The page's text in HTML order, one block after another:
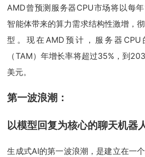
AMD曾预测服务器CPU市场将以每
智能体带来的算力需求结构性激增，
型。现在AMD预计，服务器
（TAM）年增长率将超过35%，到
美元。
第一波浪潮：
以模型回复为核心的聊天机器
生成式AI的第一波浪潮，是建立在一